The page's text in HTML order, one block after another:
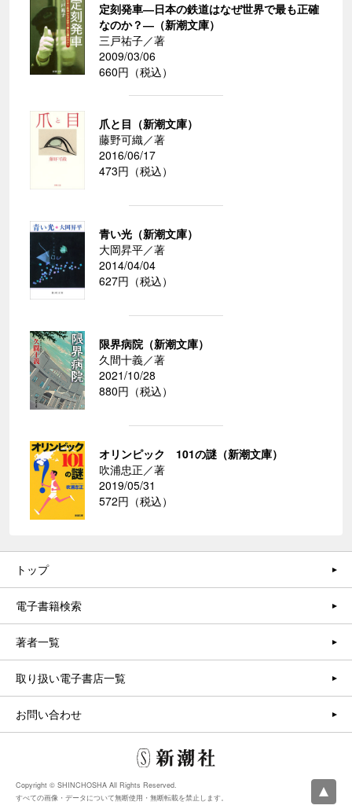
定刻発車―日本の鉄道はなぜ世界で最も正確
なのか？―（新潮文庫）
三戸祐子／著
2009/03/06
660円（税込）
爪と目（新潮文庫）
藤野可織／著
2016/06/17
473円（税込）
青い光（新潮文庫）
大岡昇平／著
2014/04/04
627円（税込）
限界病院（新潮文庫）
久間十義／著
2021/10/28
880円（税込）
オリンピック 101の謎（新潮文庫）
吹浦忠正／著
2019/05/31
572円（税込）
トップ
電子書籍検索
著者一覧
取り扱い電子書店一覧
お問い合わせ
Copyright © SHINCHOSHA All Rights Reserved.
すべての画像・データについて無断使用・無断転載を禁止します。